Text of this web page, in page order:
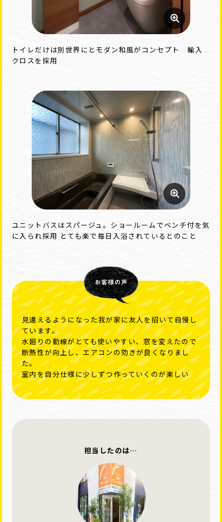
トイレだけは別世界にとモダン和風がコンセプト 輸入
クロスを採用
ユニットバスはスパージュ。ショールームでベンチ付を気
に入られ採用 とても楽で毎日入浴されているとのこと
見違えるようになった我が家に友人を招いて自慢し
ています。
水廻りの動線がとても使いやすい、窓を変えたので
断熱性が向上し、エアコンの効きが良くなりまし
た。
室内を自分仕様に少しずつ作っていくのが楽しい
担当したのは…